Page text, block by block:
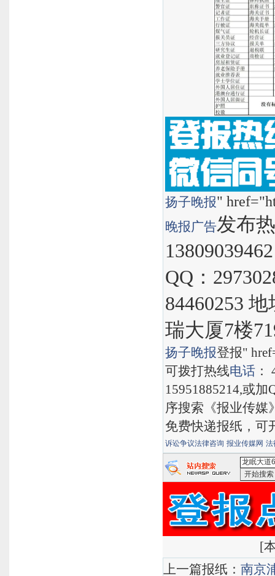
扬子晚报"
晚报广告发布
QQ：
84460253
瑞大厦7楼
扬子晚报登报"
可拨打热线电话
15951885214,或
序搜索《报业传媒
免费快递报纸，可
诉讼争议法律咨询 报业传媒网 法
搜索
[
上一篇报纸： 南京